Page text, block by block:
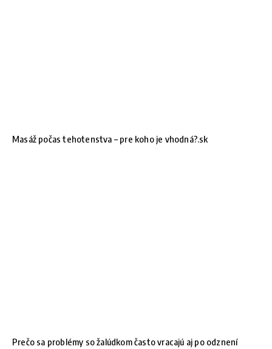
Masáž počas tehotenstva – pre koho je vhodná?.sk
Prečo sa problémy so žalúdkom často vracajú aj po odznení